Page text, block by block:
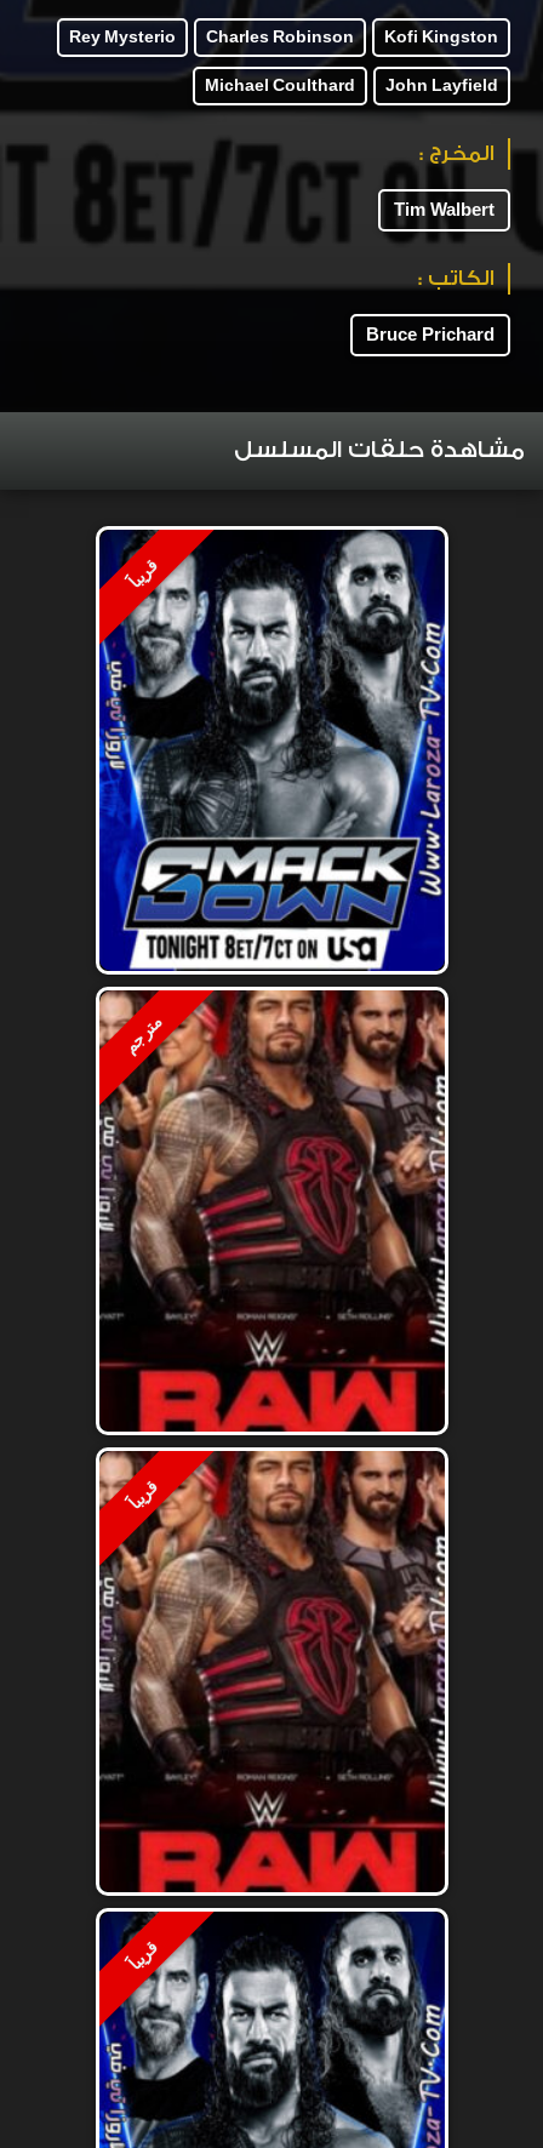
Kofi Kingston
Charles Robinson
Rey Mysterio
John Layfield
Michael Coulthard
المخرج :
Tim Walbert
الكاتب :
Bruce Prichard
مشاهدة حلقات المسلسل
قريباََ
مترجم
قريباََ
قريباََ